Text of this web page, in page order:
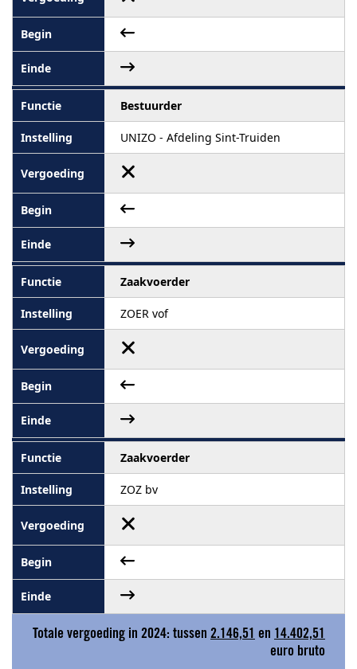
Bestuurder
UNIZO - Afdeling Sint-Truiden
Zaakvoerder
ZOER vof
Zaakvoerder
ZOZ bv
Totale vergoeding in 2024: tussen 2.146,51 en 14.402,51
euro bruto